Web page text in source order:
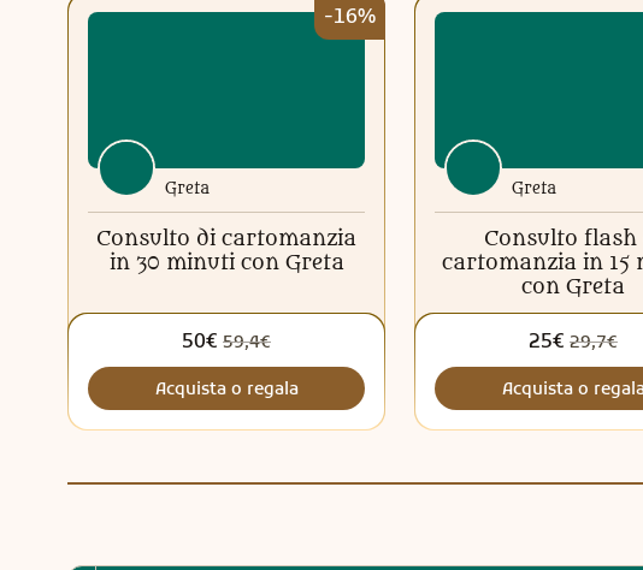
-16%
Greta
Consulto di cartomanzia
in 30 minuti con Greta
50€ 59,4€
Acquista o regala
Greta
Consulto flash
cartomanzia in 15
con Greta
25€ 29,7€
Acquista o